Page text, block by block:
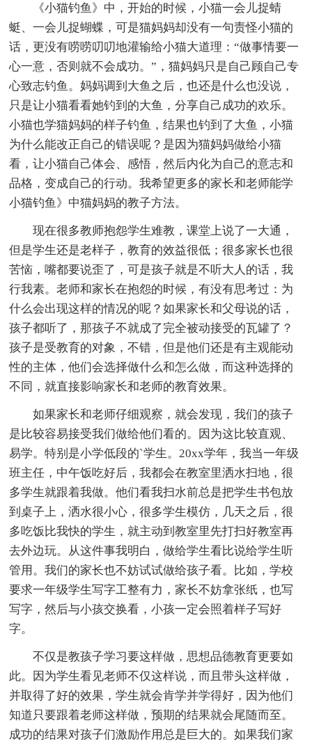
《小猫钓鱼》中，开始的时候，小猫一会儿捉蜻
蜓、一会儿捉蝴蝶，可是猫妈妈却没有一句责怪小猫的
话，更没有唠唠叨叨地灌输给小猫大道理：“做事情要一
心一意，否则就不会成功。”，猫妈妈只是自己顾自己专
心致志钓鱼。妈妈调到大鱼之后，也还是什么也没说，
只是让小猫看看她钓到的大鱼，分享自己成功的欢乐。
小猫也学猫妈妈的样子钓鱼，结果也钓到了大鱼，小猫
为什么能改正自己的错误呢？是因为猫妈妈做给小猫
看，让小猫自己体会、感悟，然后内化为自己的意志和
品格，变成自己的行动。我希望更多的家长和老师能学
小猫钓鱼》中猫妈妈的教子方法。
现在很多教师抱怨学生难教，课堂上说了一大通，
但是学生还是老样子，教育的效益很低；很多家长也很
苦恼，嘴都要说歪了，可是孩子就是不听大人的话，我
行我素。老师和家长在抱怨的时候，有没有思考过：为
什么会出现这样的情况的呢？如果家长和父母说的话，
孩子都听了，那孩子不就成了完全被动接受的瓦罐了？
孩子是受教育的对象，不错，但是他们还是有主观能动
性的主体，他们会选择做什么和怎么做，而这种选择的
不同，就直接影响家长和老师的教育效果。
如果家长和老师仔细观察，就会发现，我们的孩子
是比较容易接受我们做给他们看的。因为这比较直观、
易学。特别是小学低段的`学生。20xx学年，我当一年级
班主任，中午饭吃好后，我都会在教室里洒水扫地，很
多学生就跟着我做。他们看我扫水前总是把学生书包放
到桌子上，洒水很小心，很多学生模仿，几天之后，很
多吃饭比我快的学生，就主动到教室里先打扫好教室再
去外边玩。从这件事我明白，做给学生看比说给学生听
管用。我们的家长也不妨试试做给孩子看。比如，学校
要求一年级学生写字工整有力，家长不妨拿张纸，也写
写字，然后与小孩交换看，小孩一定会照着样子写好
字。
不仅是教孩子学习要这样做，思想品德教育更要如
此。因为学生看见老师不仅这样说，而且带头这样做，
并取得了好的效果，学生就会肯学并学得好，因为他们
知道只要跟着老师这样做，预期的结果就会尾随而至。
成功的结果对孩子们激励作用总是巨大的。如果我们家